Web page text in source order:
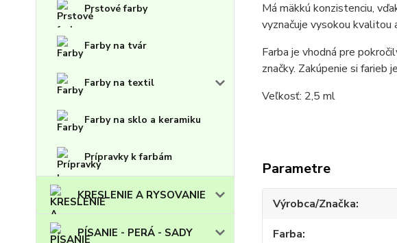
Prstové farby
Farby na tvár
Farby na textil
Farby na sklo a keramiku
Prípravky k farbám
KRESLENIE A RYSOVANIE
PÍSANIE - PERÁ - SADY
Má mäkkú konzistenciu,
vyznačuje vysokou kvalitou
Farba je vhodná pre
značky. Zakúpenie si
Veľkosť: 2,5 ml
Parametre
Výrobca/Značka
Farba